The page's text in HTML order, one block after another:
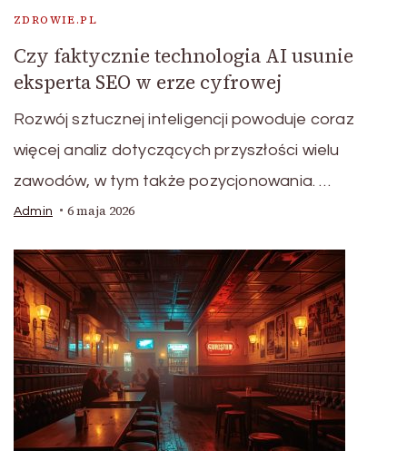
ZDROWIE.PL
Czy faktycznie technologia AI usunie
eksperta SEO w erze cyfrowej
Rozwój sztucznej inteligencji powoduje coraz
więcej analiz dotyczących przyszłości wielu
zawodów, w tym także pozycjonowania. …
Admin 6 maja 2026